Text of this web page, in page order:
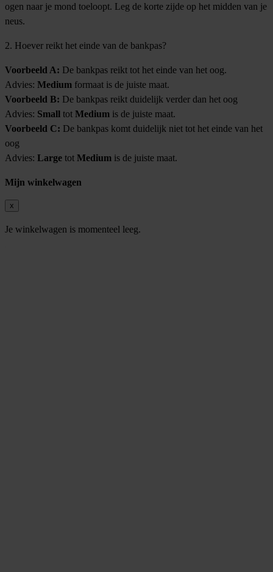
ogen naar je mond toeloopt. Leg de korte zijde op het midden van je
neus.
2. Hoever reikt het einde van de bankpas?
Voorbeeld A: De bankpas reikt tot het einde van het oog.
Advies: Medium formaat is de juiste maat.
Voorbeeld B: De bankpas reikt duidelijk verder dan het oog
Advies: Small tot Medium is de juiste maat.
Voorbeeld C: De bankpas komt duidelijk niet tot het einde van het
oog
Advies: Large tot Medium is de juiste maat.
Mijn winkelwagen
x
Je winkelwagen is momenteel leeg.